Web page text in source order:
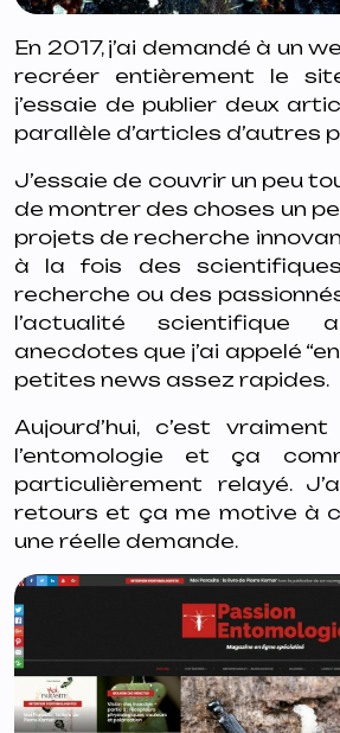
En 2017, j’ai demandé à un
recréer entièrement le
j’essaie de publier deux
parallèle d’articles d’autres
J’essaie de couvrir un peu
de montrer des choses un
projets de recherche
à la fois des
recherche ou des
l’actualité scientifique
anecdotes que j’ai appelé
petites news assez rapides.
Aujourd’hui, c’est
l’entomologie et ça
particulièrement relayé.
retours et ça me motive à
une réelle demande.